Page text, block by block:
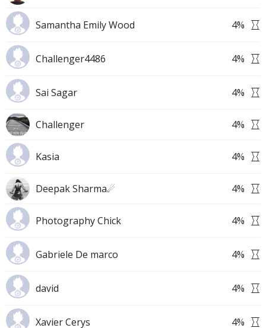
Samantha Emily Wood 4%
Challenger4486 4%
Sai Sagar 4%
Challenger 4%
Kasia 4%
Deepak Sharma☄ 4%
Photography Chick 4%
Gabriele De marco 4%
david 4%
Xavier Cerys 4%